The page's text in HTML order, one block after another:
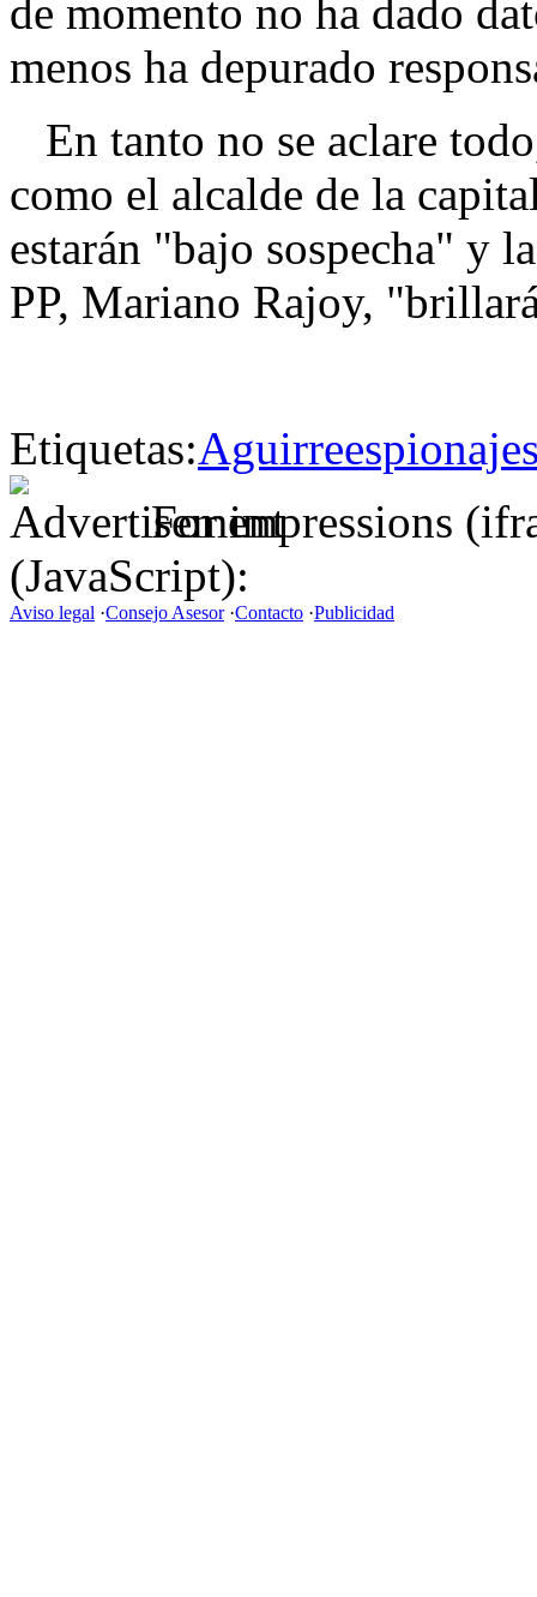
de momento no ha dado
menos ha depurado
En tanto no se aclare
como el alcalde de la
estarán "bajo sospecha" y
PP, Mariano Rajoy,
Etiquetas:Aguirreespionaje
For impressions
(JavaScript):
Aviso legal ·Consejo Asesor·Contacto ·Publicidad